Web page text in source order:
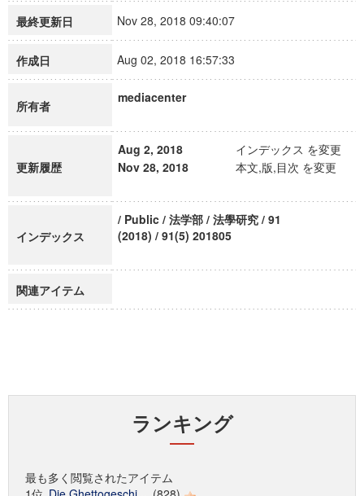
最終更新日 Nov 28, 2018 09:40:07
作成日 Aug 02, 2018 16:57:33
所有者
mediacenter
更新履歴
Aug 2, 2018
インデックス を変更
Nov 28, 2018
本文,版,目次 を変更
インデックス
/ Public / 法学部 / 法學研究 / 91
(2018) / 91(5) 201805
関連アイテム
ランキング
最も多く閲覧されたアイテム